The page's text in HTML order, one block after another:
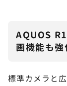
AQUOS
画機能も強
標準カメラと